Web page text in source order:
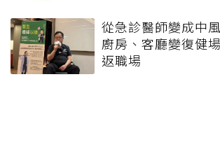
從急診醫師變成中
廚房、客廳變復健
返職場